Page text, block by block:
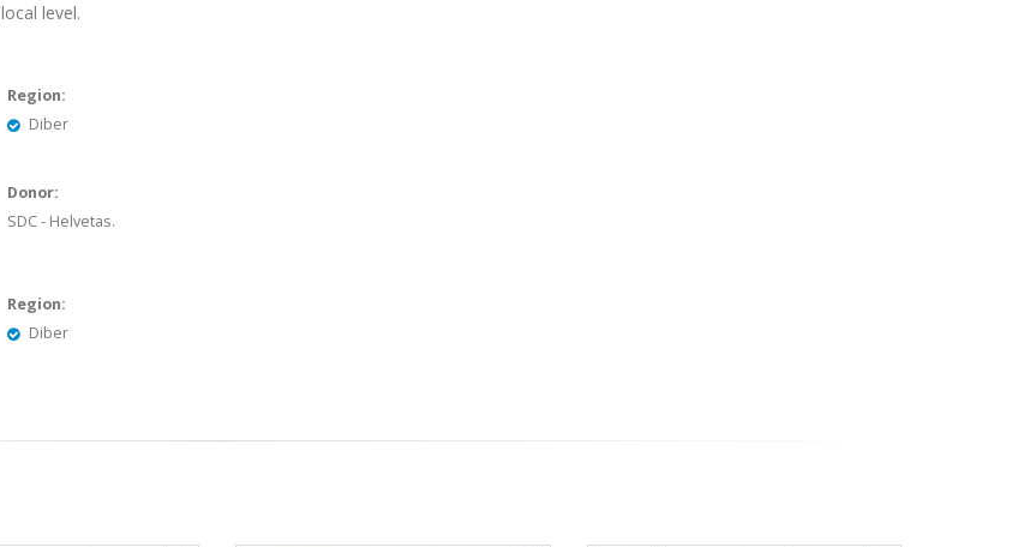
local level.
Region:
Diber
Donor:
SDC - Helvetas.
Region:
Diber